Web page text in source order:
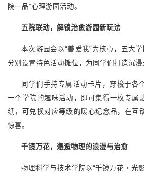
院一品”心理游园活动。
五院联动，解锁治愈游园新玩法
本次游园会以“善爱我”为核心，五大
分别设置特色活动摊位，为同学们打造沉浸
同学们手持专属活动卡片，穿梭于各
一个学院的趣味活动，即可集得一枚专属
纸，可兑换对应等级的暖心纪念品，在互
惊喜。
千镜万花，邂逅物理的浪漫与治愈
物理科学与技术学院以“千镜万花・光